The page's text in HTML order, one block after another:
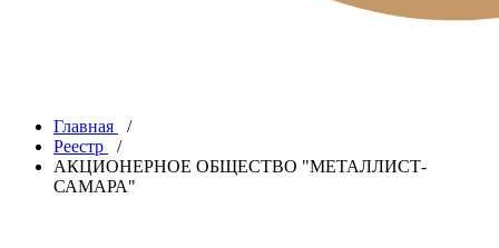
Главная
/
Реестр
/
АКЦИОНЕРНОЕ ОБЩЕСТВО "МЕТАЛЛИСТ-
САМАРА"